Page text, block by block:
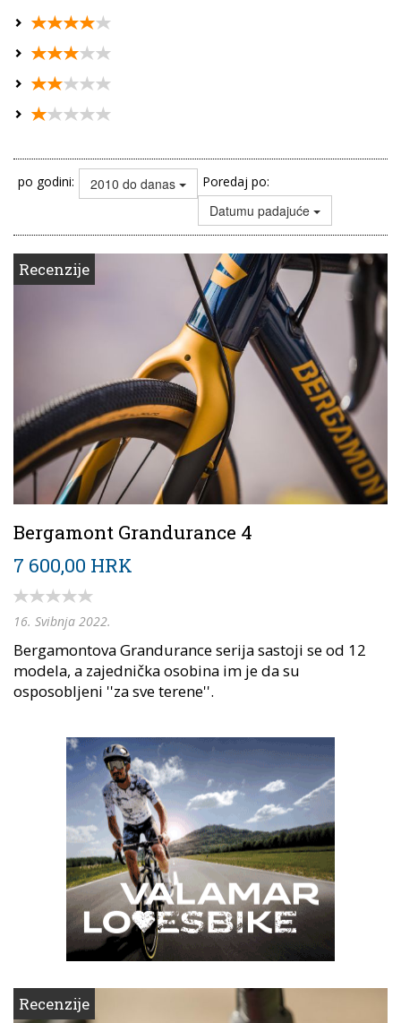
po godini: 2010 do danas Poredaj po:
Datumu padajuće
Recenzije
Bergamont Grandurance 4
7 600,00 HRK
16. Svibnja 2022.
Bergamontova Grandurance serija sastoji se od 12
modela, a zajednička osobina im je da su
osposobljeni ''za sve terene''.
Recenzije